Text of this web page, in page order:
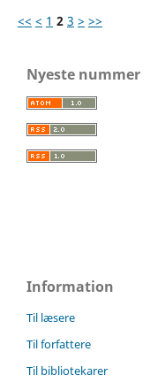
<< < 1 2 3 > >>
Nyeste nummer
Information
Til læsere
Til forfattere
Til bibliotekarer